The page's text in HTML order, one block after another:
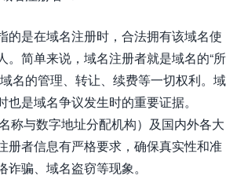
的是在域名注册时，合法拥有该域名使
。简单来说，域名注册者就是域名的“所
名的管理、转让、续费等一切权利。域
也是域名争议发生时的重要证据。
称与数字地址分配机构）及国内外各大
册者信息有严格要求，确保真实性和准
骗、域名盗窃等现象。